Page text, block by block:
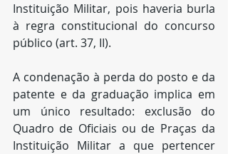
Instituição Militar, pois haveria burla
à regra constitucional do concurso
público (art. 37, II).
A condenação à perda do posto e da
patente e da graduação implica em
um único resultado: exclusão do
Quadro de Oficiais ou de Praças da
Instituição Militar a que pertencer